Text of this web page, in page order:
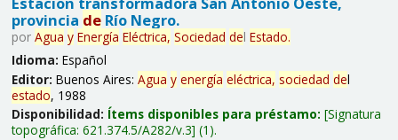
provincia deRío Negro.
por Agua y Energía Eléctrica, Sociedad del Estado.
Idioma: Español
Editor: Buenos Aires: Agua y energía eléctrica, sociedad del
estado, 1988
Disponibilidad: Ítems disponibles para préstamo: Signatura
topográfica: 621.374.5/A282/v.3 (1).